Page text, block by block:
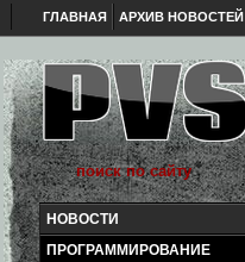
ГЛАВНАЯ АРХИВ НОВОСТЕЙ
НОВОСТИ
ПРОГРАММИРОВАНИЕ